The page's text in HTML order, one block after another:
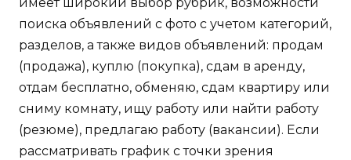
имеет широкий выбор рубрик, возможности
поиска объявлений с фото с учетом категорий,
разделов, а также видов объявлений: продам
(продажа), куплю (покупка), сдам в аренду,
отдам бесплатно, обменяю, сдам квартиру или
сниму комнату, ищу работу или найти работу
(резюме), предлагаю работу (вакансии). Если
рассматривать график с точки зрения